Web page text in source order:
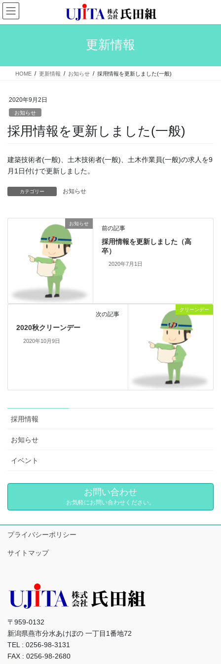
コ
ン
テ
ス
ナ
ビ
ゲ
ン
更新情報
HOME 更新情報 お知らせ 採用情報を更新しました(一般)
2020年9月2日
お知らせ
採用情報を更新しました(一般)
建築技術者(一般)、土木技術者(一般)、土木作業員(一般)の求人を9
月1日付けで更新しました。
カテゴリー お知らせ
お知らせ
前の記事
採用情報を更新しました（高
卒）
2020年7月1日
クリーンデー
次の記事
2020秋クリーンデー
2020年10月9日
採用情報
お知らせ
イベント
お問い合わせ
お気軽にお問い合わせください。
プライバシーポリシー
サイトマップ
〒959-0132
新潟県燕市分水あけぼの 一丁目1番地72
TEL : 0256-98-3131
FAX : 0256-98-2680